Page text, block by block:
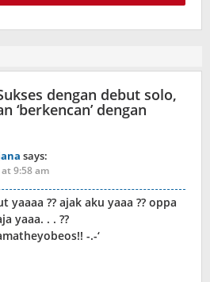
dengan debut solo,
‘berkencan’ dengan
says:
9:58 am
yaaaa ?? ajak aku yaaa ?? oppa
yaaa. . . ??
-.-‘